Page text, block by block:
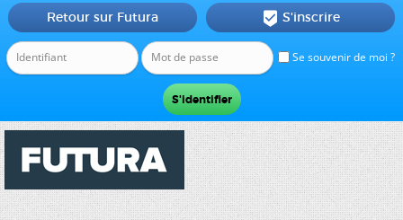
Se souvenir de moi ?
Retour sur Futura  S'inscrire